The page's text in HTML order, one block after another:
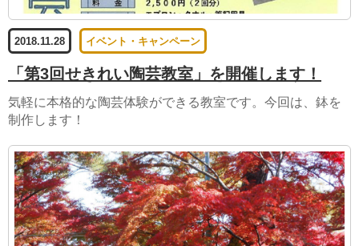
2018.11.28 イベント・キャンペーン
「第3回せきれい陶芸教室」を開催します！
気軽に本格的な陶芸体験ができる教室です。今回は、鉢を
制作します！